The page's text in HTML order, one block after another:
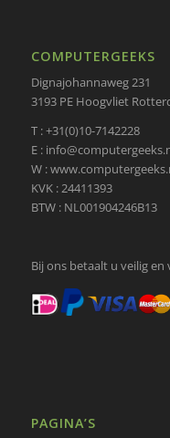
COMPUTERGEEKS
Dignajohannaweg 231
3193 PE Hoogvliet
T : +31(0)10-7142228
E :
W :
KVK : 24411393
BTW : NL001904246B13
Bij ons betaalt u veilig
PAGINA’S